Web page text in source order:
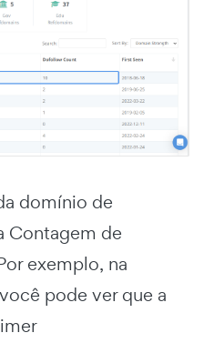
domínio de
Contagem de
exemplo, na
pode ver que a